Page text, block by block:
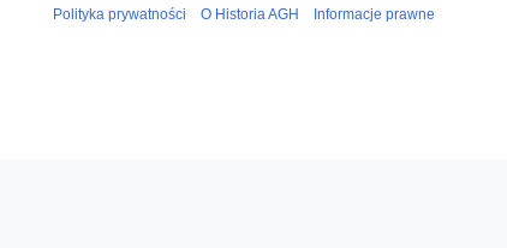
Polityka prywatności O Historia AGH Informacje prawne